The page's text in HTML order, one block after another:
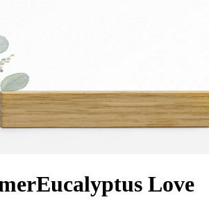
Eucalyptus Love